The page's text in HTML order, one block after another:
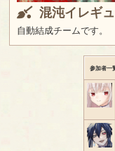
混沌イレギ
自動結成チームです。
参加者一